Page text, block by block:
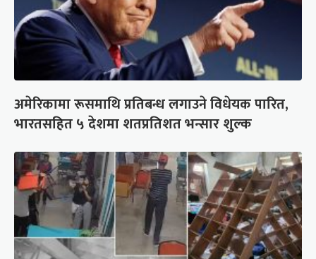
अमेरिकामा रूसमाथि प्रतिबन्ध लगाउने विधेयक पारित,
भारतसहित ५ देशमा शतप्रतिशत भन्सार शुल्क